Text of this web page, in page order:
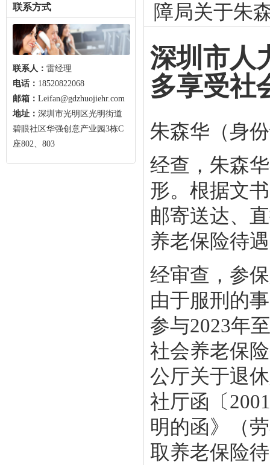
联系方式
联系人： 雷经理
电话： 18520822068
邮箱： Leifan@gdzhuojiehr.com
地址： 深圳市光明区光明街道
碧眼社区华强创意产业园3栋C
座802、803
障局关于朱
深圳市人
多享受社
朱森华（身
经查，朱森
形。根据文
邮寄送达、
养老保险待
经审查，参
由于服刑的
参与2023年
社会养老保
公厅关于退
社厅函〔
明的函》（
取养老保险